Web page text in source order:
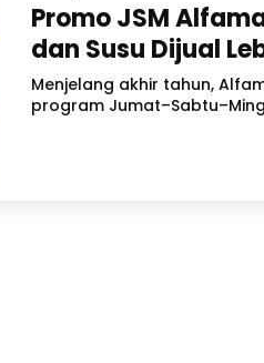
Promo JSM
dan Susu Dijual
Menjelang akhir tahun,
program